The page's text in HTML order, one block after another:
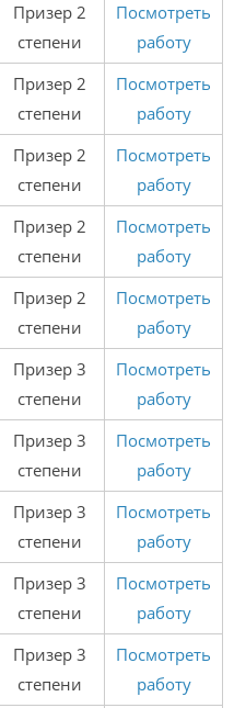
Призер 2
степени
Посмотреть
работу
Призер 2
степени
Посмотреть
работу
Призер 2
степени
Посмотреть
работу
Призер 2
степени
Посмотреть
работу
Призер 2
степени
Посмотреть
работу
Призер 3
степени
Посмотреть
работу
Призер 3
степени
Посмотреть
работу
Призер 3
степени
Посмотреть
работу
Призер 3
степени
Посмотреть
работу
Призер 3
степени
Посмотреть
работу